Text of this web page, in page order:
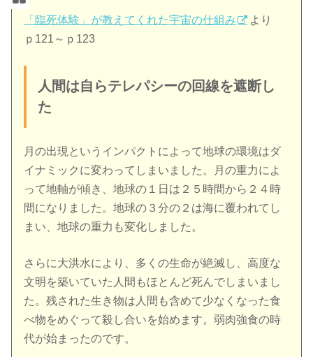
「臨死体験」が教えてくれた宇宙の仕組み
より
ｐ121～ｐ123
人間は自らテレパシーの回線を遮断し
た
月の出現というインパクトによって地球の環境はダ
イナミックに変わってしまいました。月の重力によ
って地軸が傾き、地球の１日は２５時間から２４時
間になりました。地球の３分の２は海に覆われてし
まい、地球の重力も変化しました。
さらに大洪水により、多くの生命が絶滅し、高度な
文明を築いていた人間もほとんど死んでしまいまし
た。残された生き物は人間も含めて少なくなった食
べ物をめぐって殺し合いを始めます。弱肉強食の時
代が始まったのです。